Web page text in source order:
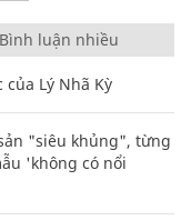
Bình luận nhiều
Lý Nhã Kỳ
"siêu khủng", từng
'không có nổi